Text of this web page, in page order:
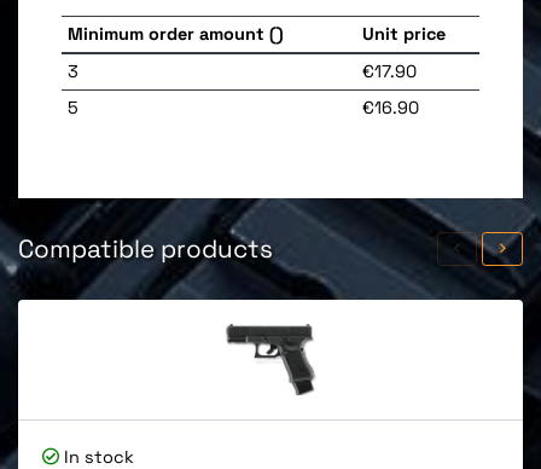
Minimum order amount ()
Unit price
3
€17.90
5
€16.90
Compatible products
In stock